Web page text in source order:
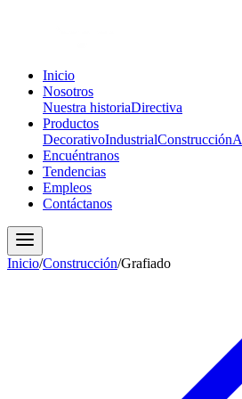
Inicio
Nosotros
Nuestra historiaDirectiva
Productos
DecorativoIndustrialConstrucción
Encuéntranos
Tendencias
Empleos
Contáctanos
Inicio/Construcción/Grafiado